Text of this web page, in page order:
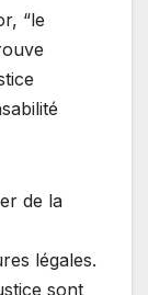
“le
de la
légales.
sont